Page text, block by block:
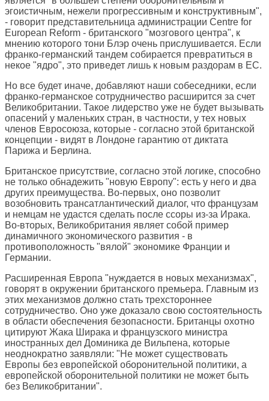
эгоистичным, нежели прогрессивным и конструктивным",
- говорит представительница администрации Centre for
European Reform - британского "мозгового центра", к
мнению которого тони Блэр очень прислушивается. Если
франко-германский тандем собирается превратиться в
некое "ядро", это приведет лишь к новым раздорам в ЕС.
Но все будет иначе, добавляют наши собеседники, если
франко-германское сотрудничество расширится за счет
Великобритании. Такое лидерство уже не будет вызывать
опасений у маленьких стран, в частности, у тех новых
членов Евросоюза, которые - согласно этой британской
концепции - видят в Лондоне гарантию от диктата
Парижа и Берлина.
Британское присутствие, согласно этой логике, способно
не только обнадежить "новую Европу": есть у него и два
других преимущества. Во-первых, оно позволит
возобновить трансатлантический диалог, что французам
и немцам не удастся сделать после ссоры из-за Ирака.
Во-вторых, Великобритания являет собой пример
динамичного экономического развития - в
противоположность "вялой" экономике Франции и
Германии.
Расширенная Европа "нуждается в новых механизмах",
говорят в окружении британского премьера. Главным из
этих механизмов должно стать трехстороннее
сотрудничество. Оно уже доказало свою состоятельность
в области обеспечения безопасности. Британцы охотно
цитируют Жака Ширака и французского министра
иностранных дел Доминика де Вильпена, которые
неоднократно заявляли: "Не может существовать
Европы без европейской оборонительной политики, а
европейской оборонительной политики не может быть
без Великобритании".